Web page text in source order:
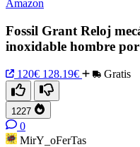
Amazon
Fossil Grant Reloj
inoxidable hombre
120€ 128.19€ Gratis
1227
0
MirY_oFerTas